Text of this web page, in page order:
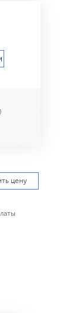
цену